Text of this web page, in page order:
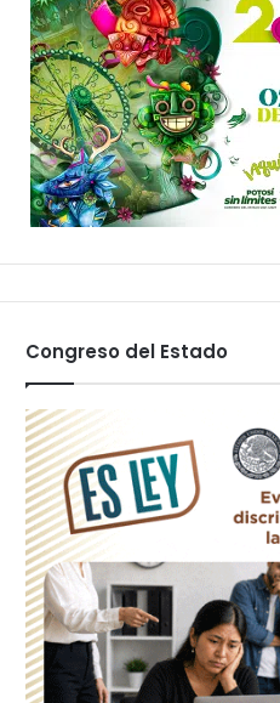
Congreso del Estado